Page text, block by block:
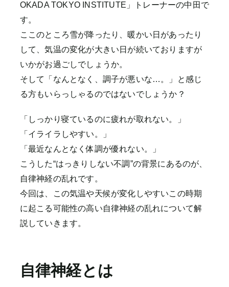
OKADA TOKYO INSTITUTE」トレーナーの中田で
す。
ここのところ雪が降ったり、暖かい日があったり
して、気温の変化が大きい日が続いておりますが
いかがお過ごしでしょうか。
そして「なんとなく、調子が悪いな…。」と感じ
る方もいらっしゃるのではないでしょうか？
「しっかり寝ているのに疲れが取れない。」
「イライラしやすい。」
「最近なんとなく体調が優れない。」
こうした“はっきりしない不調”の背景にあるのが、
自律神経の乱れです。
今回は、この気温や天候が変化しやすいこの時期
に起こる可能性の高い自律神経の乱れについて解
説していきます。
自律神経とは